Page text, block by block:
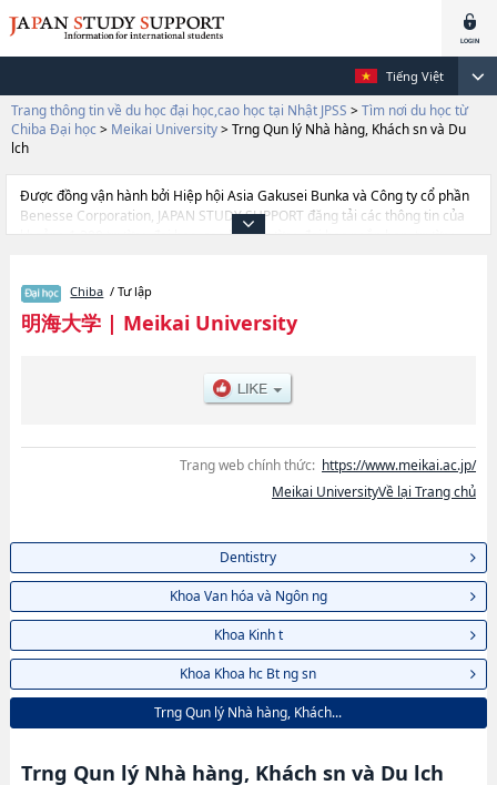
Tiếng Việt
Trang thông tin về du học đại học,cao học tại Nhật JPSS > Tìm nơi du học từ
Chiba Đại học > Meikai University> Trng Qun lý Nhà hàng, Khách sn và Du
lch
Được đồng vận hành bởi Hiệp hội Asia Gakusei Bunka và Công ty cổ phần
Benesse Corporation, JAPAN STUDY SUPPORT đăng tải các thông tin của
khoảng 1.300 trường đại học, cao học, trường đại học ngắn hạn, trường
thiết dành cho du học sinh, như là về các Ngành DentistryhoặcNgành
Khoa Van hóa và Ngôn nghoặcNgành Khoa Kinh thoặcNgành Khoa Khoa
hc Bt ng snhoặcNgành Trng Qun lý Nhà hàng, Khách sn và Du lch, thông
tuyển sinh, số lượng trúng tuyển, cở sở trang thiết bị, hướng dẫn địa điểm
Chiba / Tư lập
明海大学| Meikai University
Trang web chính thức: https://www.meikai.ac.jp/
Meikai UniversityVề lại Trang chủ
Dentistry
Khoa Van hóa và Ngôn ng
Khoa Kinh t
Khoa Khoa hc Bt ng sn
Trng Qun lý Nhà hàng, Khách...
Trng Qun lý Nhà hàng, Khách sn và Du lch